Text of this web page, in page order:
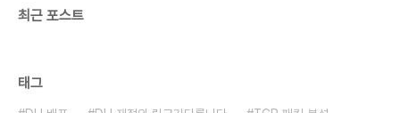
최근 포스트
태그